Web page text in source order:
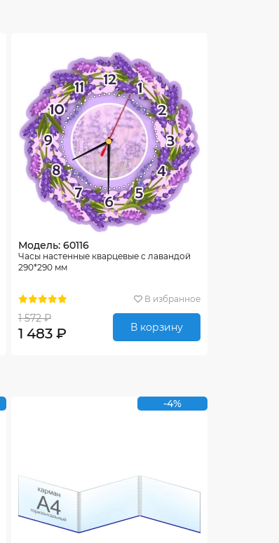
Модель: 60116
Часы настенные кварцевые c лавандой
290*290 мм
В избранное
1 572 ₽
1 483 ₽ В корзину
-4%